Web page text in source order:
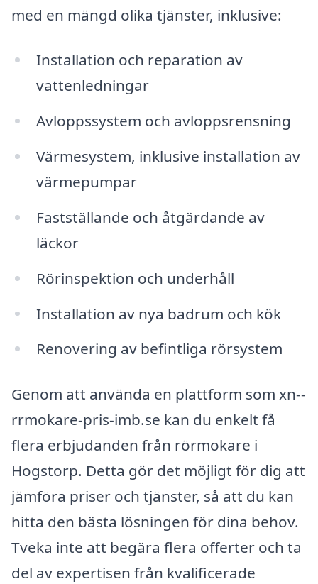
med en mängd olika tjänster, inklusive:
Installation och reparation av
vattenledningar
Avloppssystem och avloppsrensning
Värmesystem, inklusive installation av
värmepumpar
Fastställande och åtgärdande av
läckor
Rörinspektion och underhåll
Installation av nya badrum och kök
Renovering av befintliga rörsystem
Genom att använda en plattform som xn--
rrmokare-pris-imb.se kan du enkelt få
flera erbjudanden från rörmokare i
Hogstorp. Detta gör det möjligt för dig att
jämföra priser och tjänster, så att du kan
hitta den bästa lösningen för dina behov.
Tveka inte att begära flera offerter och ta
del av expertisen från kvalificerade